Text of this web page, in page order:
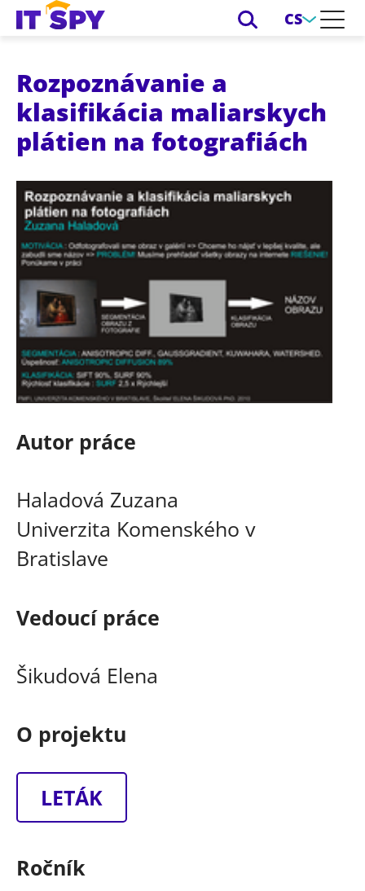
CS
Rozpoznávanie a
klasifikácia maliarskych
plátien na fotografiách
Autor práce
Haladová Zuzana
Univerzita Komenského v
Bratislave
Vedoucí práce
Šikudová Elena
O projektu
LETÁK
Ročník